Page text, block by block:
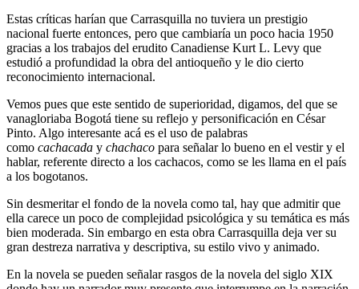
Estas críticas harían que Carrasquilla no tuviera un prestigio
nacional fuerte entonces, pero que cambiaría un poco hacia 1950
gracias a los trabajos del erudito Canadiense Kurt L. Levy que
estudió a profundidad la obra del antioqueño y le dio cierto
reconocimiento internacional.
Vemos pues que este sentido de superioridad, digamos, del que se
vanagloriaba Bogotá tiene su reflejo y personificación en César
Pinto. Algo interesante acá es el uso de palabras
como cachacada y chachaco para señalar lo bueno en el vestir y el
hablar, referente directo a los cachacos, como se les llama en el país
a los bogotanos.
Sin desmeritar el fondo de la novela como tal, hay que admitir que
ella carece un poco de complejidad psicológica y su temática es más
bien moderada. Sin embargo en esta obra Carrasquilla deja ver su
gran destreza narrativa y descriptiva, su estilo vivo y animado.
En la novela se pueden señalar rasgos de la novela del siglo XIX